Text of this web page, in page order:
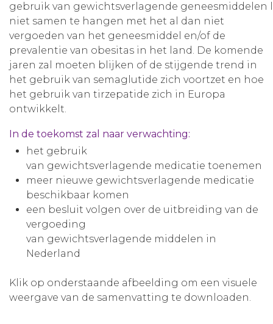
gebruik van gewichtsverlagende geneesmiddelen
niet samen te hangen met het al dan niet
vergoeden van het geneesmiddel en/of de
prevalentie van obesitas in het land. De komende
jaren zal moeten blijken of de stijgende trend in
het gebruik van semaglutide zich voortzet en hoe
het gebruik van tirzepatide zich in Europa
ontwikkelt.
In de toekomst zal naar verwachting:
het gebruik
van gewichtsverlagende medicatie toenemen
meer nieuwe gewichtsverlagende medicatie
beschikbaar komen
een besluit volgen over de uitbreiding van de
vergoeding
van gewichtsverlagende middelen in
Nederland
Klik op onderstaande afbeelding om een visuele
weergave van de samenvatting te downloaden.